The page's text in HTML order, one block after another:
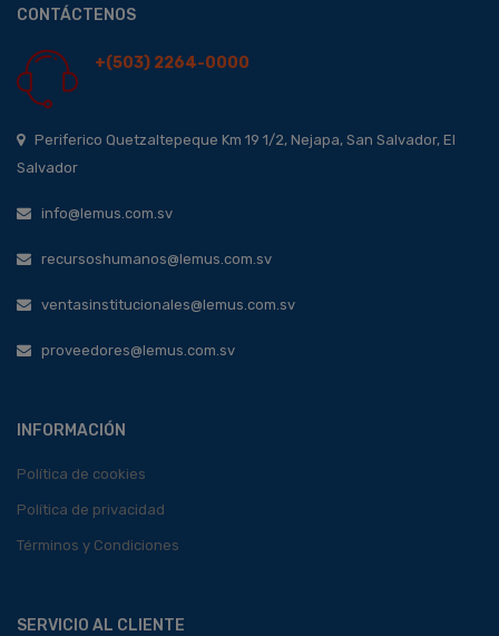
CONTÁCTENOS
+(503) 2264-0000
Periferico Quetzaltepeque Km 19 1/2, Nejapa, San Salvador, El
Salvador
info@lemus.com.sv
recursoshumanos@lemus.com.sv
ventasinstitucionales@lemus.com.sv
proveedores@lemus.com.sv
INFORMACIÓN
Política de cookies
Política de privacidad
Términos y Condiciones
SERVICIO AL CLIENTE